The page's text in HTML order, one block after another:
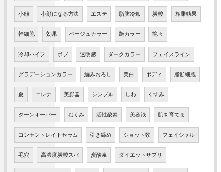
小顔 小顔になる方法 エステ 脂肪冷却 炭酸 相乗効果
幹細胞 効果 ベージュカラー 艶カラー 艶々
冷却ハイフ ボブ 透明感 ダークカラー フェイスライン
グラデーションカラー 編みおろし 美白 ボディ 脂肪細胞
夏 エレナ 美顔器 シンプル しわ くすみ
ターンオーバー むくみ 活性酸素 美容液 肌を育てる
コンセントレイトセラム 引き締め ショット数 フェイシャル
毛穴 高濃度炭酸スパ 炭酸泉 ダイエットサプリ